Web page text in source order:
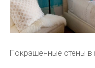
Покрашенные стены в